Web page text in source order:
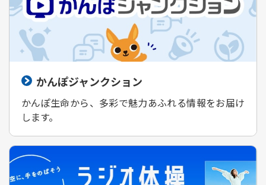
かんぽジャンクション
かんぽ生命から、多彩で魅力あふれる情報をお届け
します。